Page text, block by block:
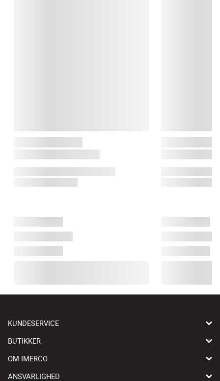
KUNDESERVICE
BUTIKKER
OM IMERCO
ANSVARLIGHED